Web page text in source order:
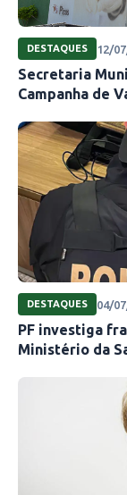
DESTAQUES 12/
Secretaria
Campanha de
DESTAQUES 04/
PF investiga
Ministério da